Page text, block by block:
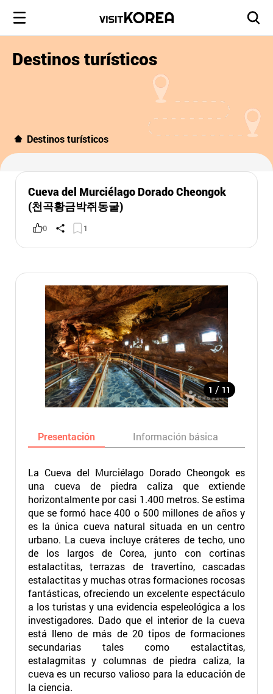
Destinos turísticos
Destinos turísticos
Cueva del Murciélago Dorado Cheongok
(천곡황금박쥐동굴)
0 1
1 / 11
Presentación Información básica
La Cueva del Murciélago Dorado Cheongok es
una cueva de piedra caliza que extiende
horizontalmente por casi 1.400 metros. Se estima
que se formó hace 400 o 500 millones de años y
es la única cueva natural situada en un centro
urbano. La cueva incluye cráteres de techo, uno
de los largos de Corea, junto con cortinas
estalactitas, terrazas de travertino, cascadas
estalactitas y muchas otras formaciones rocosas
fantásticas, ofreciendo un excelente espectáculo
a los turistas y una evidencia espeleológica a los
investigadores. Dado que el interior de la cueva
está lleno de más de 20 tipos de formaciones
secundarias tales como estalactitas,
estalagmitas y columnas de piedra caliza, la
cueva es un recurso valioso para la educación de
la ciencia.